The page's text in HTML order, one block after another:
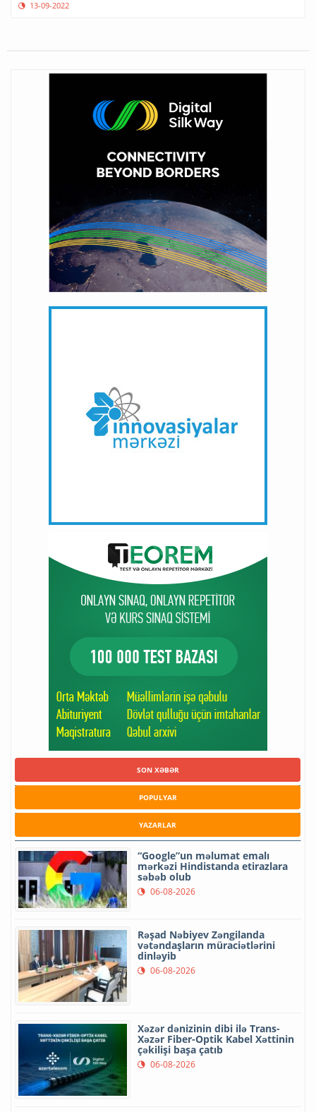
13-09-2022
SON XƏBƏR
POPULYAR
YAZARLAR
“Google”un məlumat emalı
mərkəzi Hindistanda etirazlara
səbəb olub
06-08-2026
Rəşad Nəbiyev Zəngilanda
vətəndaşların müraciətlərini
dinləyib
06-08-2026
Xəzər dənizinin dibi ilə Trans-
Xəzər Fiber-Optik Kabel Xəttinin
çəkilişi başa çatıb
06-08-2026